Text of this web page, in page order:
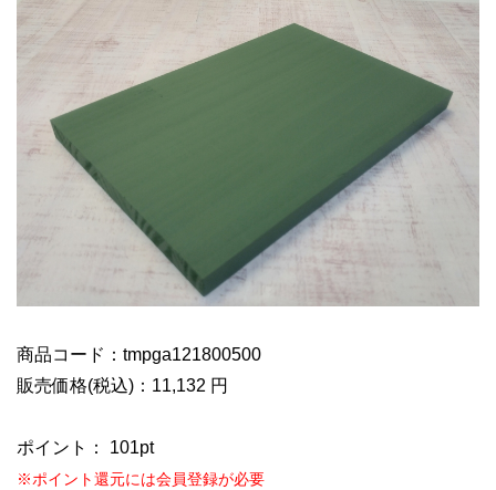
商品コード：tmpga121800500
販売価格(税込)：11,132 円
ポイント： 101pt
※ポイント還元には会員登録が必要